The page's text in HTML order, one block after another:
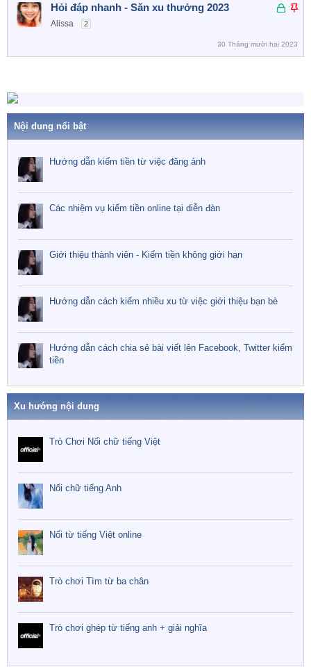
Đ
h
D
Hỏi đáp nhanh - Săn xu thưởng 2023
Alissa 2
30 Tháng mười hai 2023
Nội dung nổi bật
Hướng dẫn kiếm tiền từ việc đăng ảnh
Các nhiệm vụ kiếm tiền online tại diễn đàn
Giới thiệu thành viên - Kiếm tiền không giới hạn
Hướng dẫn cách kiếm nhiều xu từ việc giới thiệu bạn bè
Hướng dẫn cách chia sẻ bài viết lên Facebook, Twitter kiếm
tiền
Xu hướng nội dung
Trò Chơi Nối chữ tiếng Việt
Nối chữ tiếng Anh
Nối từ tiếng Việt online
Trò chơi Tìm từ ba chân
Trò chơi ghép từ tiếng anh + giải nghĩa